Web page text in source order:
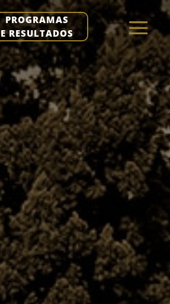
PROGRAMAS
E RESULTADOS